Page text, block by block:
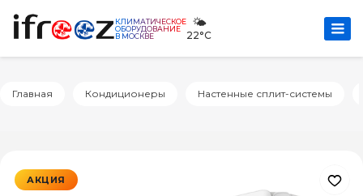
КЛИМАТИЧЕСКОЕ
ОБОРУДОВАНИЕ
В МОСКВЕ
🌤️
22°C
Главная Кондиционеры Настенные сплит-системы
АКЦИЯ